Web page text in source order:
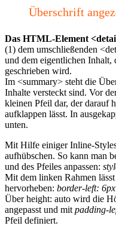
Überschrift
Das HTML-Element
(1) dem umschließenden
und dem eigentlichen
geschrieben wird.
Im <summary> steht die
Inhalte versteckt sind. Vor
kleinen Pfeil dar, der darauf
aufklappen lässt. In
unten.
Mit Hilfe einiger Inline-
aufhübschen. So kann man
und des Pfeiles anpassen:
Mit dem linken Rahmen
hervorheben: border-left:
Über height: auto wird die
angepasst und mit padding-
Pfeil definiert.